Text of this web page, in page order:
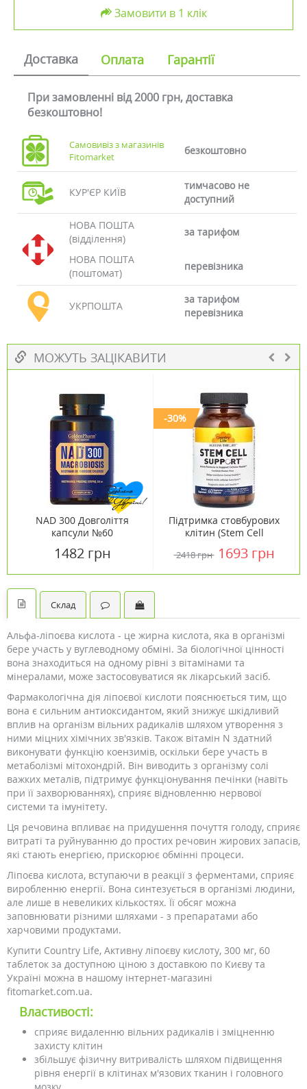
Замовити в 1 клік
Доставка Оплата Гарантії
При замовленні від 2000 грн, доставка
безкоштовно!
Самовивіз з магазинів
Fitomarket
безкоштовно
КУР'ЄР КИЇВ
тимчасово не
доступний
НОВА ПОШТА
(відділення)
за тарифом
НОВА ПОШТА
(поштомат)
перевізника
УКРПОШТА
за тарифом
перевізника
МОЖУТЬ ЗАЦІКАВИТИ
NAD 300 Довголіття
капсули №60
1482 грн
-30%
Підтримка стовбурових
клітин (Stem Cell
/ Country Life 60 капсул
2418 грн 1693 грн
Склад
Альфа-ліпоєва кислота - це жирна кислота, яка в організмі
бере участь у вуглеводному обміні. За біологічної цінності
вона знаходиться на одному рівні з вітамінами та
мінералами, може застосовуватися як лікарський засіб.
Фармакологічна дія ліпоєвої кислоти пояснюється тим, що
вона є сильним антиоксидантом, який знижує шкідливий
вплив на організм вільних радикалів шляхом утворення з
ними міцних хімічних зв'язків. Також вітамін N здатний
виконувати функцію коензимів, оскільки бере участь в
метаболізмі мітохондрій. Він виводить з організму солі
важких металів, підтримує функціонування печінки (навіть
при її захворюваннях), сприяє відновленню нервової
системи та імунітету.
Ця речовина впливає на придушення почуття голоду, сприяє
витраті та руйнуванню до простих речовин жирових запасів,
які стають енергією, прискорює обмінні процеси.
Ліпоєва кислота, вступаючи в реакції з ферментами, сприяє
виробленню енергії. Вона синтезується в організмі людини,
але лише в невеликих кількостях. Її обсяг можна
заповнювати різними шляхами - з препаратами або
харчовими продуктами.
Купити Country Life, Активну ліпоєву кислоту, 300 мг, 60
таблеток за доступною ціною з доставкою по Києву та
Україні можна в нашому інтернет-магазині
fitomarket.com.ua.
Властивості:
сприяє видаленню вільних радикалів і зміцненню
захисту клітин
збільшує фізичну витривалість шляхом підвищення
рівня енергії в клітинах м'язових тканин і головного